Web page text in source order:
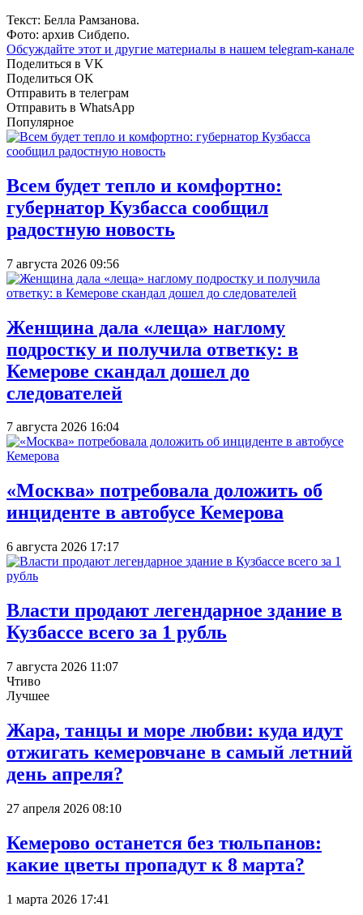
Текст: Белла Рамзанова.
Фото: архив Сибдепо.
Обсуждайте этот и другие материалы в нашем telegram-канале
Поделиться в VK
Поделиться OK
Отправить в телеграм
Отправить в WhatsApp
Популярное
Всем будет тепло и комфортно:
губернатор Кузбасса сообщил
радостную новость
7 августа 2026 09:56
Женщина дала «леща» наглому
подростку и получила ответку: в
Кемерове скандал дошел до
следователей
7 августа 2026 16:04
«Москва» потребовала доложить об
инциденте в автобусе Кемерова
6 августа 2026 17:17
Власти продают легендарное здание в
Кузбассе всего за 1 рубль
7 августа 2026 11:07
Чтиво
Лучшее
Жара, танцы и море любви: куда идут
отжигать кемеровчане в самый летний
день апреля?
27 апреля 2026 08:10
Кемерово останется без тюльпанов:
какие цветы пропадут к 8 марта?
1 марта 2026 17:41